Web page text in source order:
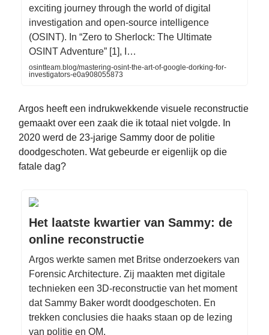
exciting journey through the world of digital
investigation and open-source intelligence
(OSINT). In “Zero to Sherlock: The Ultimate
OSINT Adventure” [1], I…
osintteam.blog/mastering-osint-the-art-of-google-dorking-for-
investigators-e0a908055873
Argos heeft een indrukwekkende visuele reconstructie
gemaakt over een zaak die ik totaal niet volgde. In
2020 werd de 23-jarige Sammy door de politie
doodgeschoten. Wat gebeurde er eigenlijk op die
fatale dag?
Het laatste kwartier van Sammy: de
online reconstructie
Argos werkte samen met Britse onderzoekers van
Forensic Architecture. Zij maakten met digitale
technieken een 3D-reconstructie van het moment
dat Sammy Baker wordt doodgeschoten. En
trekken conclusies die haaks staan op de lezing
van politie en OM.